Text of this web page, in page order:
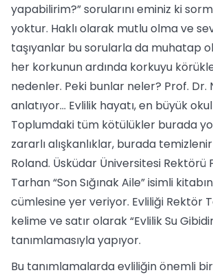
yapabilirim?” sorularını eminiz ki
yoktur. Haklı olarak mutlu olma ve
taşıyanlar bu sorularla da muhatap
her korkunun ardında korkuyu
nedenler. Peki bunlar neler? Prof. Dr.
anlatıyor… Evlilik hayatı, en büyük
Toplumdaki tüm kötülükler burada
zararlı alışkanlıklar, burada
Roland. Üsküdar Üniversitesi Rektörü
Tarhan “Son Sığınak Aile” isimli
cümlesine yer veriyor. Evliliği Rektör
kelime ve satır olarak “Evlilik Su
tanımlamasıyla yapıyor.
Bu tanımlamalarda evliliğin önemli